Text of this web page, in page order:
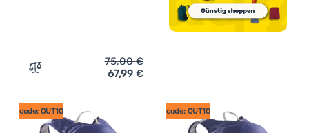
Zum Vergleich 'Rucksack Salomon Trailblazer 20'
75,00€
67,99 €
code: OUT10 code: OUT10